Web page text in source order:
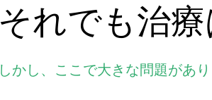
それでも治
しかし、ここで大きな問題があり